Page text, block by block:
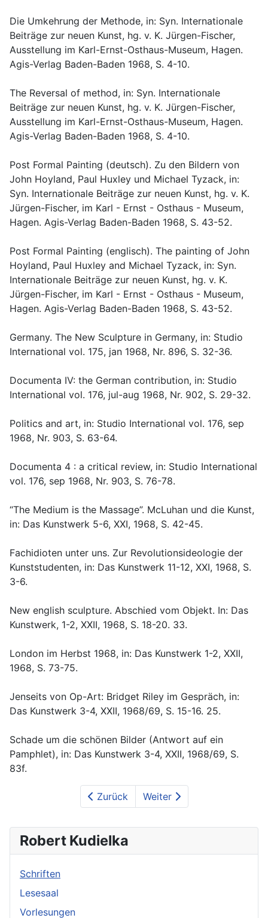
Robert Kudielka
Schriften
Lesesaal
Vorlesungen
Die Umkehrung der Methode, in: Syn. Internationale
Beiträge zur neuen Kunst, hg. v. K. Jürgen-Fischer,
Ausstellung im Karl-Ernst-Osthaus-Museum, Hagen.
Agis-Verlag Baden-Baden 1968, S. 4-10.
The Reversal of method, in: Syn. Internationale
Beiträge zur neuen Kunst, hg. v. K. Jürgen-Fischer,
Ausstellung im Karl-Ernst-Osthaus-Museum, Hagen.
Agis-Verlag Baden-Baden 1968, S. 4-10.
Post Formal Painting (deutsch). Zu den Bildern von
John Hoyland, Paul Huxley und Michael Tyzack, in:
Syn. Internationale Beiträge zur neuen Kunst, hg. v. K.
Jürgen-Fischer, im Karl - Ernst - Osthaus - Museum,
Hagen. Agis-Verlag Baden-Baden 1968, S. 43-52.
Post Formal Painting (englisch). The painting of John
Hoyland, Paul Huxley and Michael Tyzack, in: Syn.
Internationale Beiträge zur neuen Kunst, hg. v. K.
Jürgen-Fischer, im Karl - Ernst - Osthaus - Museum,
Hagen. Agis-Verlag Baden-Baden 1968, S. 43-52.
Germany. The New Sculpture in Germany, in: Studio
International vol. 175, jan 1968, Nr. 896, S. 32-36.
Documenta IV: the German contribution, in: Studio
International vol. 176, jul-aug 1968, Nr. 902, S. 29-32.
Politics and art, in: Studio International vol. 176, sep
1968, Nr. 903, S. 63-64.
Documenta 4 : a critical review, in: Studio International
vol. 176, sep 1968, Nr. 903, S. 76-78.
“The Medium is the Massage”. McLuhan und die Kunst,
in: Das Kunstwerk 5-6, XXI, 1968, S. 42-45.
Fachidioten unter uns. Zur Revolutionsideologie der
Kunststudenten, in: Das Kunstwerk 11-12, XXI, 1968, S.
3-6.
New english sculpture. Abschied vom Objekt. In: Das
Kunstwerk, 1-2, XXII, 1968, S. 18-20. 33.
London im Herbst 1968, in: Das Kunstwerk 1-2, XXII,
1968, S. 73-75.
Jenseits von Op-Art: Bridget Riley im Gespräch, in:
Das Kunstwerk 3-4, XXII, 1968/69, S. 15-16. 25.
Schade um die schönen Bilder (Antwort auf ein
Pamphlet), in: Das Kunstwerk 3-4, XXII, 1968/69, S.
83f.
Zurück Weiter